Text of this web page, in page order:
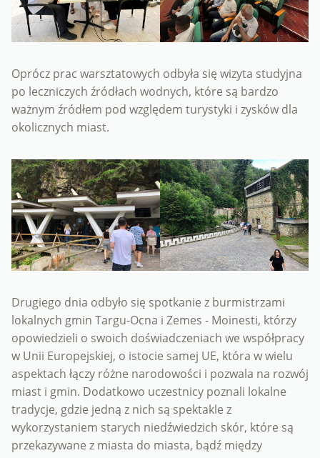
Oprócz prac warsztatowych odbyła się wizyta studyjna
po leczniczych źródłach wodnych, które są bardzo
ważnym źródłem pod względem turystyki i zysków dla
okolicznych miast.
Drugiego dnia odbyło się spotkanie z burmistrzami
lokalnych gmin Targu-Ocna i Zemes - Moinesti, którzy
opowiedzieli o swoich doświadczeniach we współpracy
w Unii Europejskiej, o istocie samej UE, która w wielu
aspektach łączy różne narodowości i pozwala na rozwój
miast i gmin. Dodatkowo uczestnicy poznali lokalne
tradycje, gdzie jedną z nich są spektakle z
wykorzystaniem starych niedźwiedzich skór, które są
przekazywane z miasta do miasta, bądź między